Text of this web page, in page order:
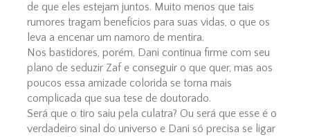
de que eles estejam juntos. Muito menos que tais
rumores tragam benefícios para suas vidas, o que os
leva a encenar um namoro de mentira.
Nos bastidores, porém, Dani continua firme com seu
plano de seduzir Zaf e conseguir o que quer, mas aos
poucos essa amizade colorida se torna mais
complicada que sua tese de doutorado.
Será que o tiro saiu pela culatra? Ou será que esse é o
verdadeiro sinal do universo e Dani só precisa se ligar